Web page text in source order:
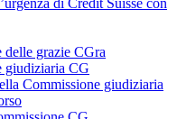
di Credit Suisse con
delle grazie CGra
giudiziaria CG
Commissione giudiziaria